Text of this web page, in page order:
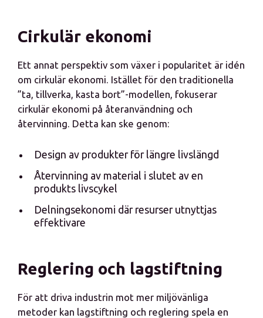
Cirkulär ekonomi
Ett annat perspektiv som växer i popularitet är idén
om cirkulär ekonomi. Istället för den traditionella
”ta, tillverka, kasta bort”-modellen, fokuserar
cirkulär ekonomi på återanvändning och
återvinning. Detta kan ske genom:
Design av produkter för längre livslängd
Återvinning av material i slutet av en
produkts livscykel
Delningsekonomi där resurser utnyttjas
effektivare
Reglering och lagstiftning
För att driva industrin mot mer miljövänliga
metoder kan lagstiftning och reglering spela en